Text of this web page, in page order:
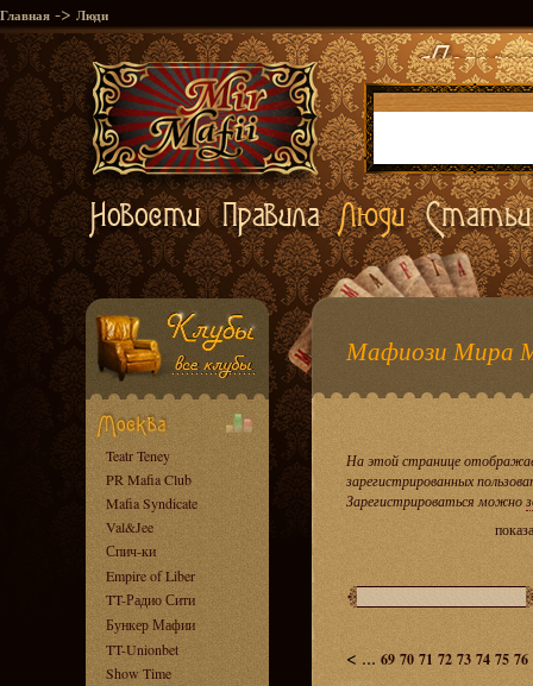
Главная -> Люди
Teatr Teney
PR Mafia Club
Mafia Syndicate
Val&Jee
Спич-ки
Empire of Liber
TT-Радио Сити
Бункер Мафии
TT-Unionbet
Show Time
Мафиози Мира
На этой странице
зарегистрированных
Зарегистрироваться можно
< ... 69 70 71 72 73 74 75 76